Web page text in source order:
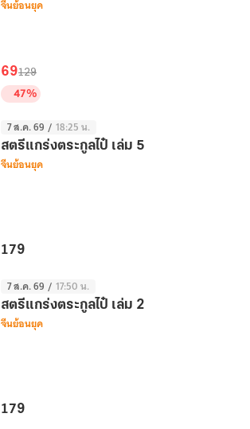
จีนย้อนยุค
69129
47%
7 ส.ค. 69 / 18:25 น.
สตรีแกร่งตระกูลไป๋ เล่ม 5
จีนย้อนยุค
179
7 ส.ค. 69 / 17:50 น.
สตรีแกร่งตระกูลไป๋ เล่ม 2
จีนย้อนยุค
179